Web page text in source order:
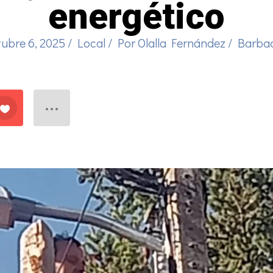
energético
6, 2025 / Local / PorOlalla Fernández /